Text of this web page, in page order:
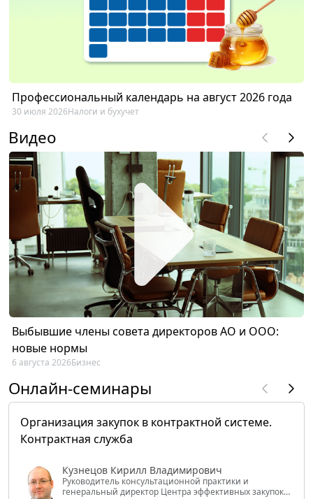
Профессиональный календарь на август 2026 года
30 июля 2026Налоги и бухучет
Видео
Выбывшие члены совета директоров АО и ООО:
новые нормы
6 августа 2026Бизнес
Онлайн-семинары
Организация закупок в контрактной системе.
Контрактная служба
Кузнецов Кирилл Владимирович
Руководитель консультационной практики и
генеральный директор Центра эффективных закупок